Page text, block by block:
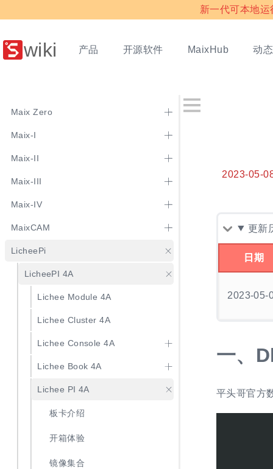
新一代可本地
wiki 产品 开源软件 MaixHub 动态
Maix Zero
Maix-I
Maix-II
Maix-III
Maix-IV
MaixCAM
LicheePi
LicheePI 4A
Lichee Module 4A
Lichee Cluster 4A
Lichee Console 4A
Lichee Book 4A
Lichee PI 4A
板卡介绍
开箱体验
镜像集合
2023-05-
更新
日期
2023-05-
一、
平头哥官方